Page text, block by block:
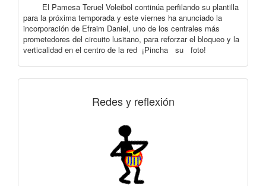
El Pamesa Teruel Voleibol continúa perfilando su plantilla
para la próxima temporada y este viernes ha anunciado la
incorporación de Efraim Daniel, uno de los centrales más
prometedores del circuito lusitano, para reforzar el bloqueo y la
verticalidad en el centro de la red ¡Pincha su foto!
Redes y reflexión